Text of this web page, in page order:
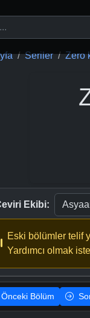
Seriler Zero
Ekibi:
Eski bölümler telif
Yardımcı olmak
Önceki Bölüm